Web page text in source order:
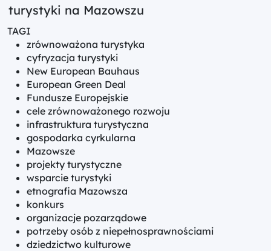
turystyki na Mazowszu
TAGI
zrównoważona turystyka
cyfryzacja turystyki
New European Bauhaus
European Green Deal
Fundusze Europejskie
cele zrównoważonego rozwoju
infrastruktura turystyczna
gospodarka cyrkularna
Mazowsze
projekty turystyczne
wsparcie turystyki
etnografia Mazowsza
konkurs
organizacje pozarządowe
potrzeby osób z niepełnosprawnościami
dziedzictwo kulturowe